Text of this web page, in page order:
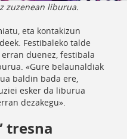
zuzenean liburua.
eta kontakizun
Festibaleko talde
duenez, festibala
«Gure belaunaldiak
baldin bada ere,
esker da liburua
dezakegu».
tresna